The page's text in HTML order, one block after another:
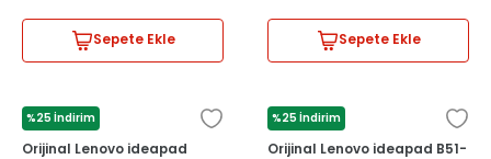
Sepete Ekle Sepete Ekle
%25 İndirim
LENOVO
Orijinal Lenovo ideapad
%25 İndirim
LENOVO
Orijinal Lenovo ideapad B51-